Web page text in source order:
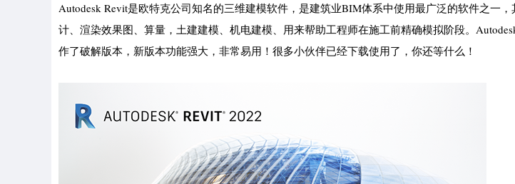
Autodesk Revit是欧特克公司知名的三维建模软件，是建筑业BIM体系中使用最广泛的软件之一
计、渲染效果图、算量，土建建模、机电建模、用来帮助工程师在施工前精确模拟阶段。
作了破解版本，新版本功能强大，非常易用！很多小伙伴已经下载使用了，你还等什么！